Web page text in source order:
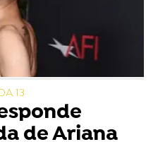
13
de Ariana